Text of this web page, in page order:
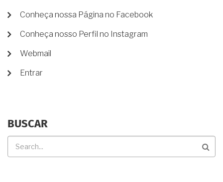
EITA,
RESOLVER
MENU
CONTA
DE
Conheça nossa Página no Facebook
Conheça nosso Perfil no Instagram
Webmail
Entrar
BUSCAR